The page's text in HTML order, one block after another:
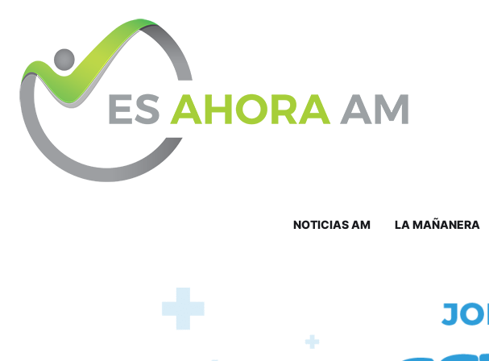
NOTICIAS AM LA MAÑANERA